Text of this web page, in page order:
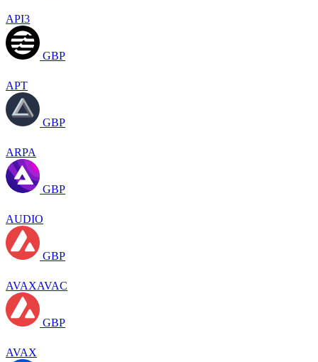
API3
GBP
APT
GBP
ARPA
GBP
AUDIO
GBP
AVAXAVAC
GBP
AVAX